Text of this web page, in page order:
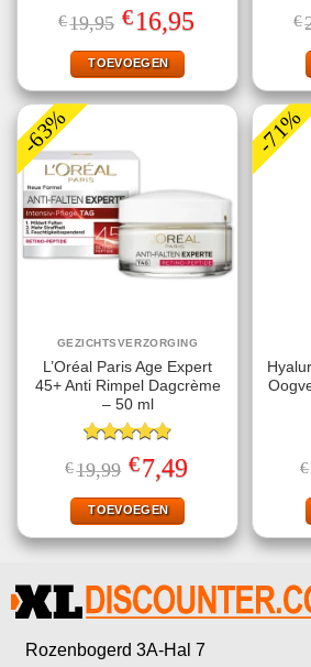
Gewaardeerd
5.00uit 5
€19,95 Oorspronkelijke
prijs
was:
€19,95.
€16,95prijs
TOEVOEGEN
€
-63%
GEZICHTSVERZORGING
L’Oréal Paris Age Expert
45+ Anti Rimpel Dagcrème
– 50 ml
Gewaardeerd
4.80uit 5
€19,99 Oorspronkelijke
prijs
was:
€19,99.
€7,49Huidige
prijs
TOEVOEGEN
-71%
€
Rozenbogerd 3A-Hal 7